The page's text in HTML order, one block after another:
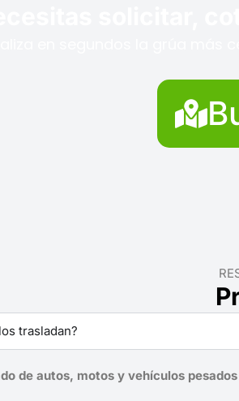
trasladan?
de autos, motos y vehículos